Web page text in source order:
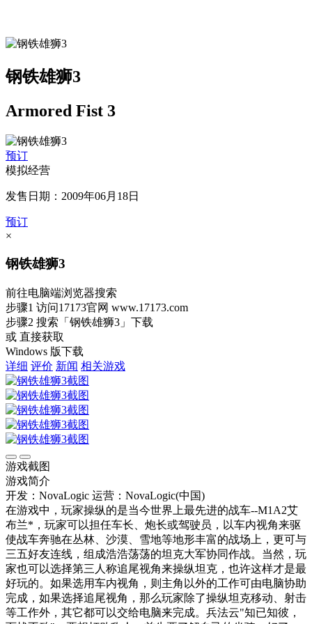
钢铁雄狮3
Armored Fist 3
预订
模拟经营
发售日期：2009年06月18日
预订
×
钢铁雄狮3
前往电脑端浏览器搜索
步骤1 访问17173官网 www.17173.com
步骤2 搜索 「钢铁雄狮3」 下载
或 直接获取
Windows 版下载
详细 评价 新闻 相关游戏
游戏截图
游戏简介
开发：NovaLogic 运营：NovaLogic(中国)
在游戏中，玩家操纵的是当今世界上最先进的战车--M1A2艾
布兰*，玩家可以担任车长、炮长或驾驶员，以车内视角来驱
使战车奔驰在丛林、沙漠、雪地等地形丰富的战场上，更可与
三五好友连线，组成浩浩荡荡的坦克大军协同作战。当然，玩
家也可以选择第三人称追尾视角来操纵坦克，也许这样才是最
好玩的。如果选用车内视角，则主角以外的工作可由电脑协助
完成，如果选择追尾视角，那么玩家除了操纵坦克移动、射击
等工作外，其它都可以交给电脑来完成。兵法云"知已知彼，